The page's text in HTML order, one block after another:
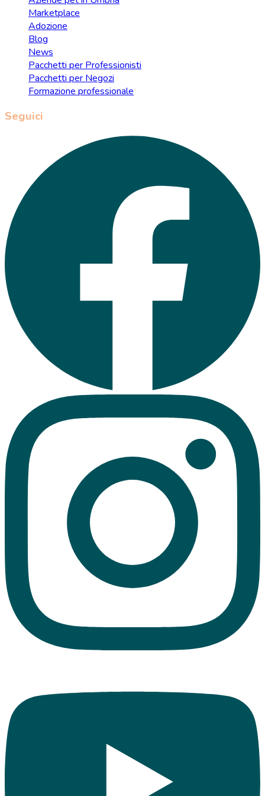
Marketplace
Adozione
Blog
News
Pacchetti per Professionisti
Pacchetti per Negozi
Formazione professionale
Seguici